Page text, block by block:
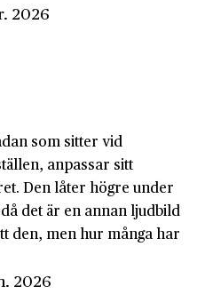
2026
som sitter vid
anpassar sitt
Den låter högre under
det är en annan ljudbild
den, men hur många har
2026